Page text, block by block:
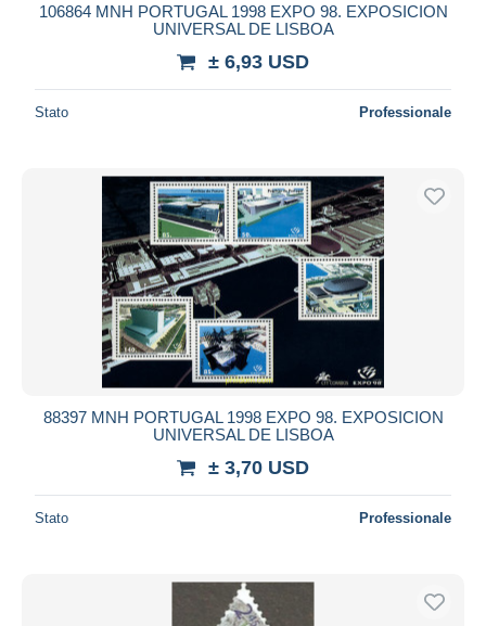
106864 MNH PORTUGAL 1998 EXPO 98. EXPOSICION
UNIVERSAL DE LISBOA
± 6,93 USD
Stato Professionale
88397 MNH PORTUGAL 1998 EXPO 98. EXPOSICION
UNIVERSAL DE LISBOA
± 3,70 USD
Stato Professionale